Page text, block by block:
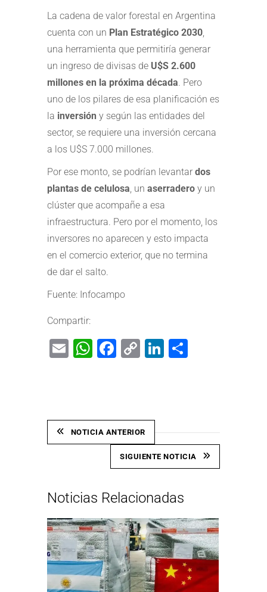
La cadena de valor forestal en Argentina
cuenta con un Plan Estratégico 2030,
una herramienta que permitiría generar
un ingreso de divisas de U$S 2.600
millones en la próxima década. Pero
uno de los pilares de esa planificación es
la inversión y según las entidades del
sector, se requiere una inversión cercana
a los U$S 7.000 millones.
Por ese monto, se podrían levantar dos
plantas de celulosa, un aserradero y un
clúster que acompañe a esa
infraestructura. Pero por el momento, los
inversores no aparecen y esto impacta
en el comercio exterior, que no termina
de dar el salto.
Fuente: Infocampo
Compartir:
EmailWhatsApp
Facebook
CopyLinkedIn
NOTICIA ANTERIOR
SIGUIENTE NOTICIA
Noticias Relacionadas